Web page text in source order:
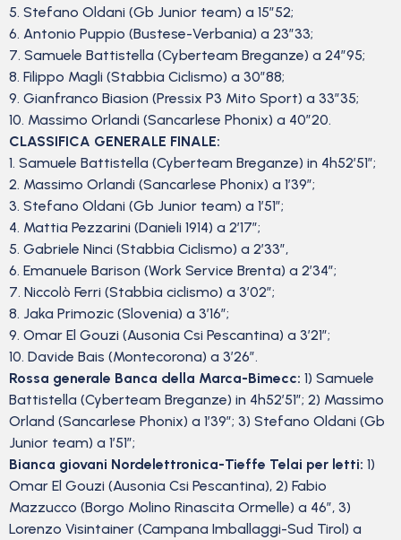
5. Stefano Oldani (Gb Junior team) a 15”52;
6. Antonio Puppio (Bustese-Verbania) a 23”33;
7. Samuele Battistella (Cyberteam Breganze) a 24”95;
8. Filippo Magli (Stabbia Ciclismo) a 30”88;
9. Gianfranco Biasion (Pressix P3 Mito Sport) a 33”35;
10. Massimo Orlandi (Sancarlese Phonix) a 40”20.
CLASSIFICA GENERALE FINALE:
1. Samuele Battistella (Cyberteam Breganze) in 4h52’51”;
2. Massimo Orlandi (Sancarlese Phonix) a 1’39”;
3. Stefano Oldani (Gb Junior team) a 1’51”;
4. Mattia Pezzarini (Danieli 1914) a 2’17”;
5. Gabriele Ninci (Stabbia Ciclismo) a 2’33”,
6. Emanuele Barison (Work Service Brenta) a 2’34”;
7. Niccolò Ferri (Stabbia ciclismo) a 3’02”;
8. Jaka Primozic (Slovenia) a 3’16”;
9. Omar El Gouzi (Ausonia Csi Pescantina) a 3’21”;
10. Davide Bais (Montecorona) a 3’26”.
Rossa generale Banca della Marca-Bimecc: 1) Samuele
Battistella (Cyberteam Breganze) in 4h52’51”; 2) Massimo
Orland (Sancarlese Phonix) a 1’39”; 3) Stefano Oldani (Gb
Junior team) a 1’51”;
Bianca giovani Nordelettronica-Tieffe Telai per letti: 1)
Omar El Gouzi (Ausonia Csi Pescantina), 2) Fabio
Mazzucco (Borgo Molino Rinascita Ormelle) a 46”, 3)
Lorenzo Visintainer (Campana Imballaggi-Sud Tirol) a